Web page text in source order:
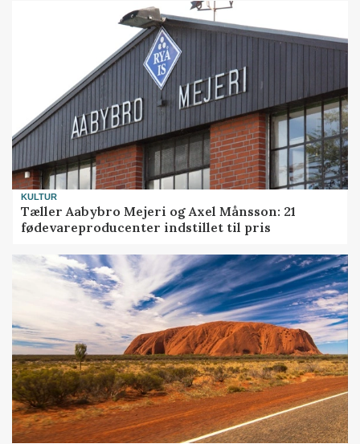
KULTUR
Tæller Aabybro Mejeri og Axel Månsson: 21
fødevareproducenter indstillet til pris